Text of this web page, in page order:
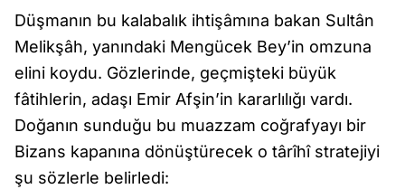
Düşmanın bu kalabalık ihtişâmına bakan Sultân
Melikşâh, yanındaki Mengücek Bey’in omzuna
elini koydu. Gözlerinde, geçmişteki büyük
fâtihlerin, adaşı Emir Afşin’in kararlılığı vardı.
Doğanın sunduğu bu muazzam coğrafyayı bir
Bizans kapanına dönüştürecek o târîhî stratejiyi
şu sözlerle belirledi: